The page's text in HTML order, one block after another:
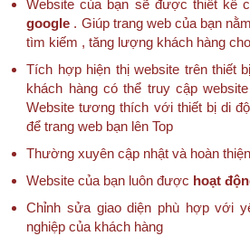
Website của bạn sẽ được thiết kế c
google . Giúp trang web của bạn
tìm kiếm , tăng lượng khách hàng
Tích hợp hiện thị website trên thiết
khách hàng có thể truy cập
Website tương thích với thiết bị di
để trang web bạn lên Top
Thường xuyên cập nhật và hoàn
Website của bạn luôn được hoạt
Chỉnh sửa giao diện phù hợp với
nghiệp của khách hàng